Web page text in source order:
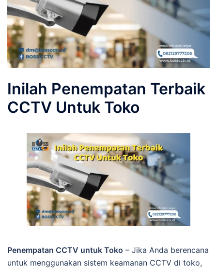
Inilah Penempatan Terbaik
CCTV Untuk Toko
Penempatan CCTV untuk Toko – Jika Anda berencana
untuk menggunakan sistem keamanan CCTV di toko,